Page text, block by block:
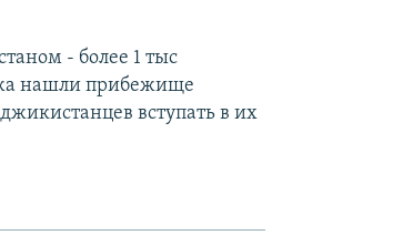
- более 1 тыс
нашли прибежище
вступать в их